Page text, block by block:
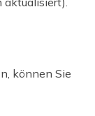
können Sie